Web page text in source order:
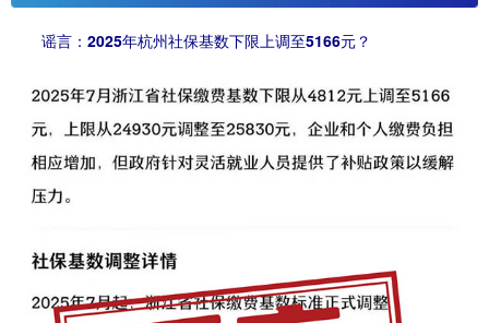
谣言：2025年杭州社保基数下限上调至5166元？